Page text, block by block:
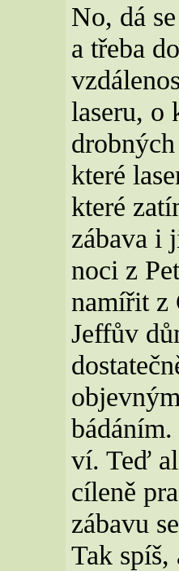
No, dá
a třeba
laseru, o
které
které
zábava i
noci z
namířit z
Jeffův
ví. Teď
cíleně
zábavu
Tak